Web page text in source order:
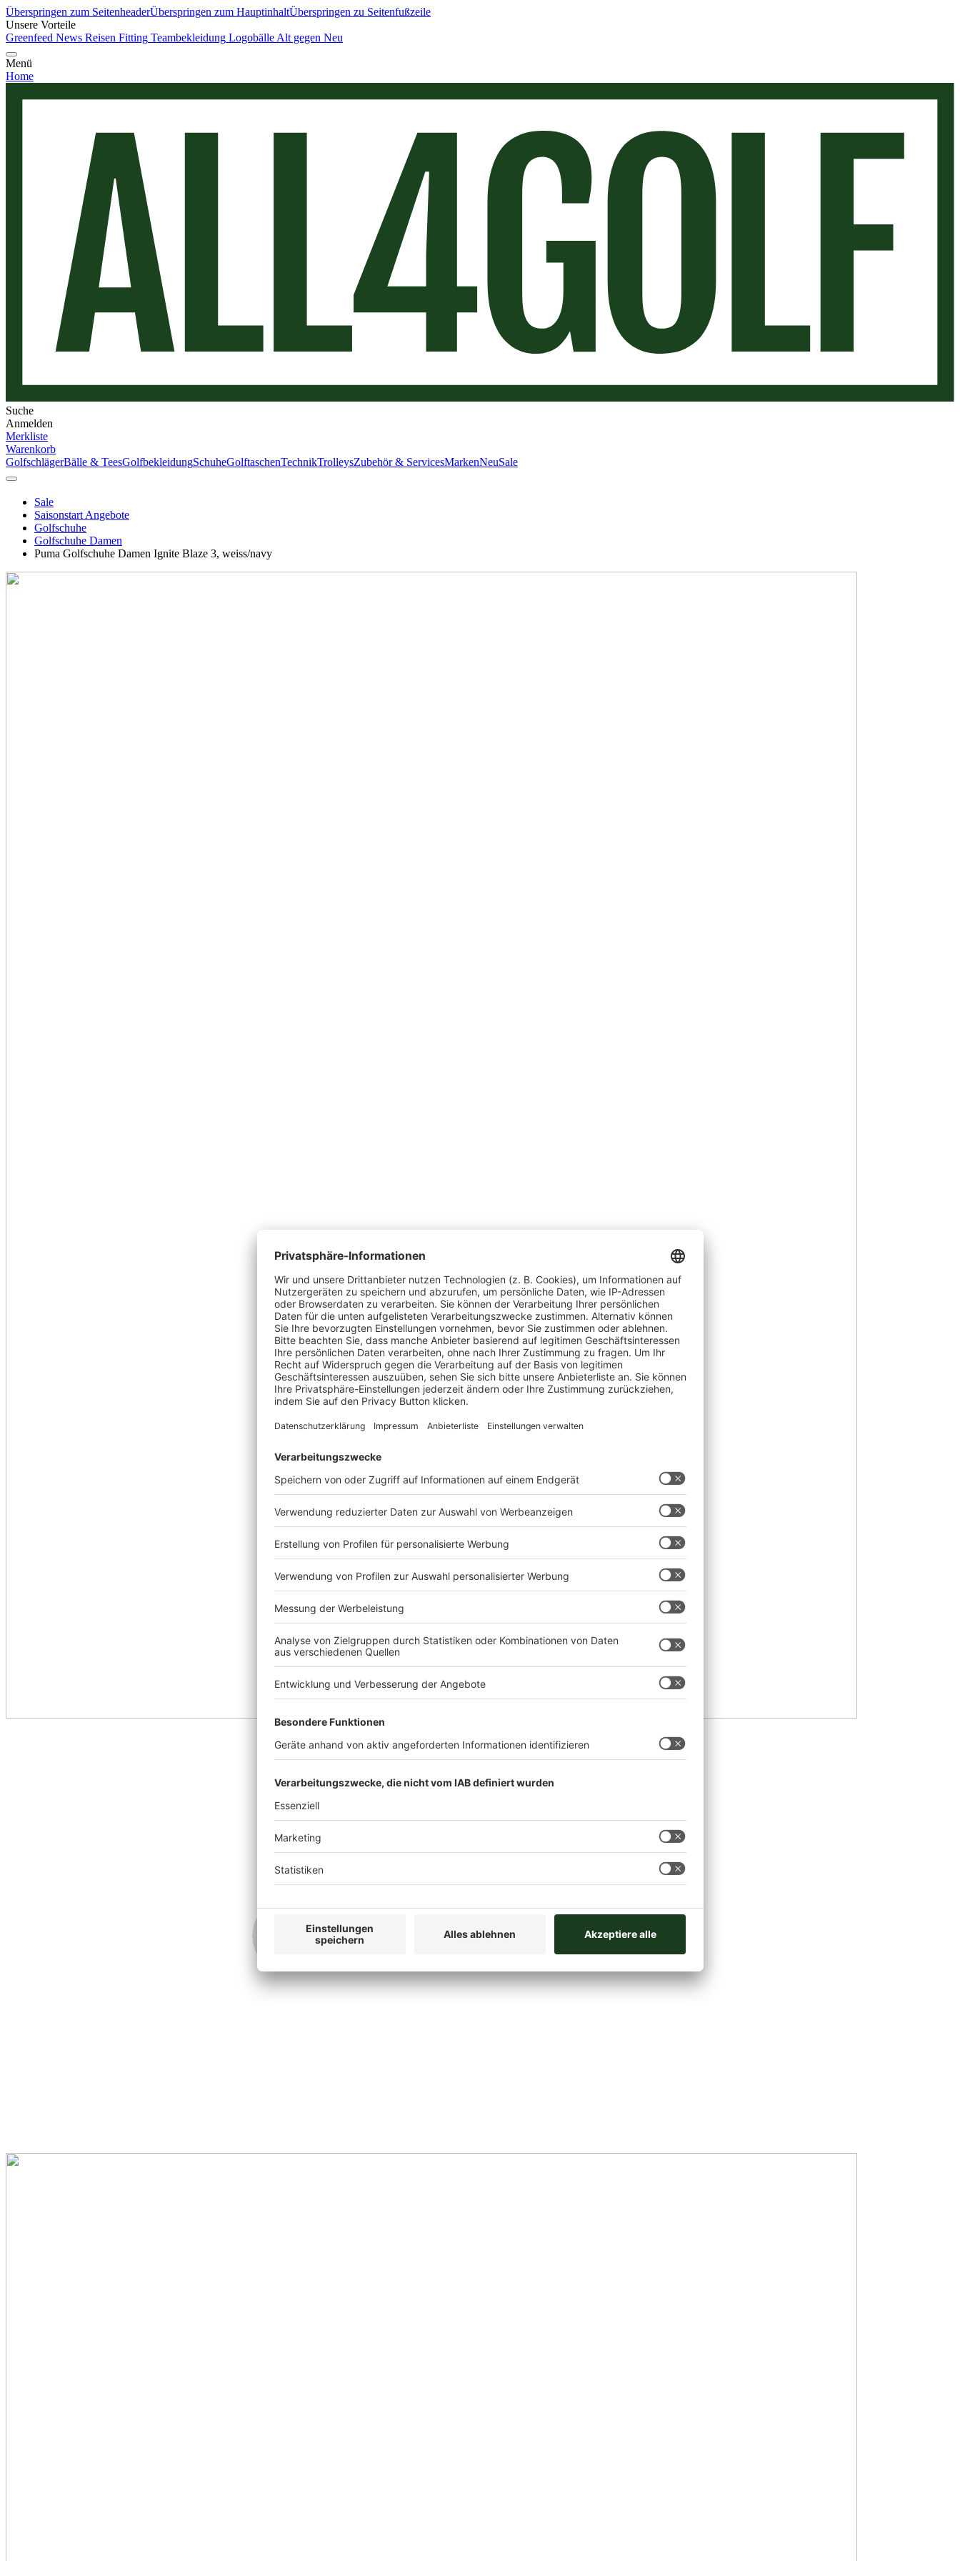
Überspringen zum SeitenheaderÜberspringen zum HauptinhaltÜberspringen zu Seitenfußzeile
Unsere Vorteile
Greenfeed News Reisen Fitting Teambekleidung Logobälle Alt gegen Neu
Menü
Home
Suche
Anmelden
Merkliste
Warenkorb
GolfschlägerBälle & TeesGolfbekleidungSchuheGolftaschenTechnikTrolleysZubehör & ServicesMarkenNeuSale
Sale
Saisonstart Angebote
Golfschuhe
Golfschuhe Damen
Puma Golfschuhe Damen Ignite Blaze 3, weiss/navy